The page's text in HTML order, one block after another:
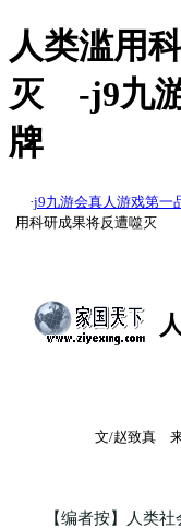
人类滥用
灭 -j9九
牌
·j9九游会真人游戏第一
用科研成果将反遭噬灭
文/赵致真
【编者按】人类社会